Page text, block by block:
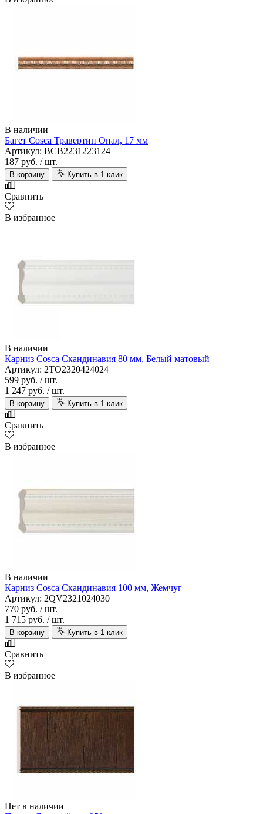
В наличии
Багет Cosca Травертин Опал, 17 мм
Артикул: BCB2231223124
187 руб. / шт.
В корзину Купить в 1 клик
Сравнить
В избранное
В наличии
Карниз Cosca Скандинавия 80 мм, Белый матовый
Артикул: 2TO2320424024
599 руб. / шт.
1 247 руб. / шт.
В корзину Купить в 1 клик
Сравнить
В избранное
В наличии
Карниз Cosca Скандинавия 100 мм, Жемчуг
Артикул: 2QV2321024030
770 руб. / шт.
1 715 руб. / шт.
В корзину Купить в 1 клик
Сравнить
В избранное
Нет в наличии